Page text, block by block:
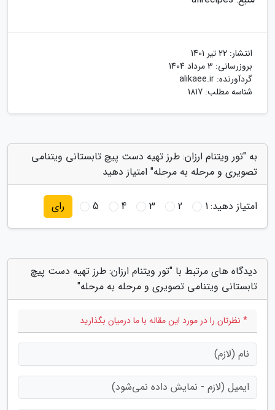
انتشار: 22 تیر 1401
بروزرسانی: 3 مرداد 1404
گردآورنده: alikaee.ir
شناسه مطلب: 1817
به "تور ویتنام ارزان: طرز تهیه دست پیچ تابستانی ویتنامی
تصویری و مرحله به مرحله" امتیاز دهید
امتیاز دهید:1
2
3
4
5 رای
دیدگاه های مرتبط با "تور ویتنام ارزان: طرز تهیه دست پیچ
تابستانی ویتنامی تصویری و مرحله به مرحله"
* نظرتان را در مورد این مقاله با ما درمیان بگذارید